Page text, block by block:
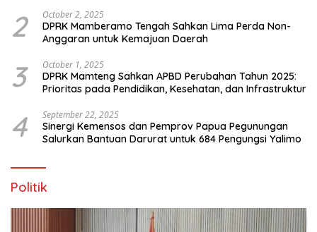
2 October 2, 2025
DPRK Mamberamo Tengah Sahkan Lima Perda Non-
Anggaran untuk Kemajuan Daerah
3 October 1, 2025
DPRK Mamteng Sahkan APBD Perubahan Tahun 2025:
Prioritas pada Pendidikan, Kesehatan, dan Infrastruktur
4 September 22, 2025
Sinergi Kemensos dan Pemprov Papua Pegunungan
Salurkan Bantuan Darurat untuk 684 Pengungsi Yalimo
Politik